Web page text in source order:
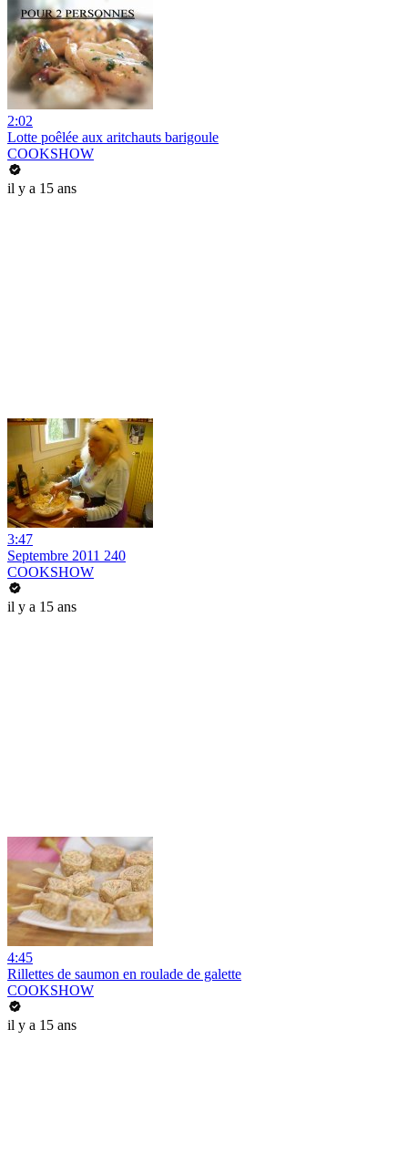
2:02
Lotte poêlée aux aritchauts barigoule
COOKSHOW
il y a 15 ans
3:47
Septembre 2011 240
COOKSHOW
il y a 15 ans
4:45
Rillettes de saumon en roulade de galette
COOKSHOW
il y a 15 ans